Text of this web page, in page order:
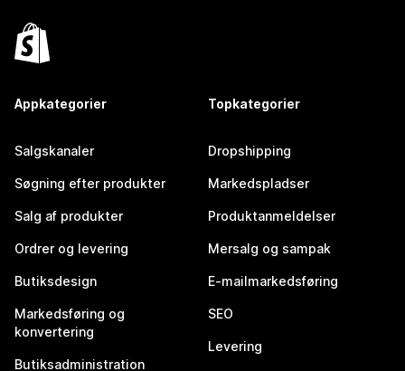
Appkategorier
Salgskanaler
Søgning efter produkter
Salg af produkter
Ordrer og levering
Butiksdesign
Markedsføring og
konvertering
Butiksadministration
Topkategorier
Dropshipping
Markedspladser
Produktanmeldelser
Mersalg og sampak
E-mailmarkedsføring
SEO
Levering